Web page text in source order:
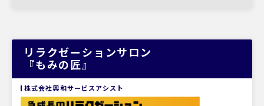
リラクゼーションサロン
『もみの匠』
株式会社興和サービスアシスト